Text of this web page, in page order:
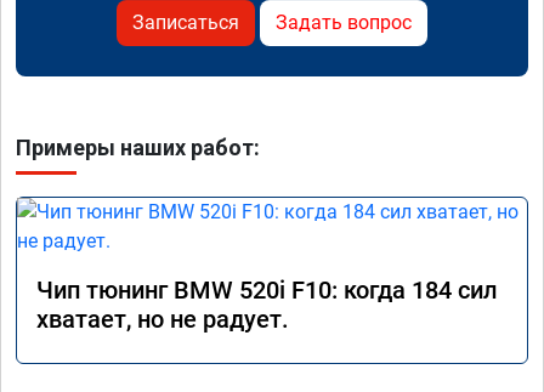
Записаться Задать вопрос
Примеры наших работ:
Чип тюнинг BMW 520i F10: когда 184 сил
хватает, но не радует.